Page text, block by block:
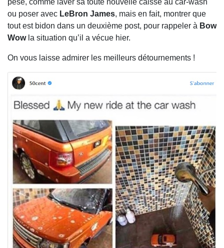
pèse, comme laver sa toute nouvelle caisse au car-wash
ou poser avec LeBron James, mais en fait, montrer que
tout est bidon dans un deuxième post, pour rappeler à Bow
Wowla situation qu’il a vécue hier.
On vous laisse admirer les meilleurs détournements !